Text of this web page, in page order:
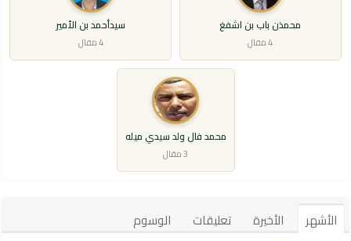
محمذن باب بن اشفغ
4 مقال
سيدأحمد بن الأمير
4 مقال
محمد فال ولد سيدي ميله
3 مقال
الأشهر الأخيرة تعليقات الوسوم